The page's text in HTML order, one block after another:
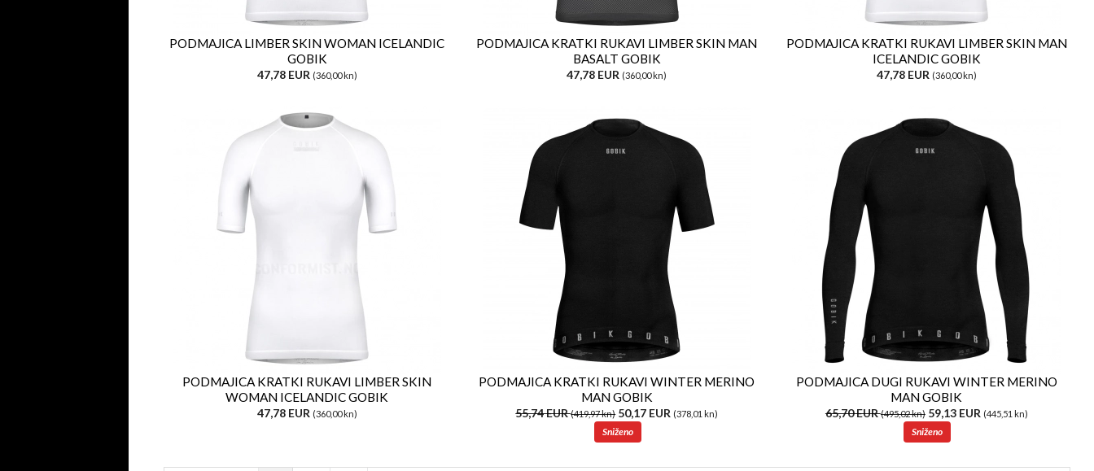
PODMAJICA LIMBER SKIN WOMAN ICELANDIC
GOBIK
47,78 EUR (360,00 kn)
PODMAJICA KRATKI RUKAVI LIMBER SKIN MAN
BASALT GOBIK
47,78 EUR (360,00 kn)
PODMAJICA KRATKI RUKAVI LIMBER SKIN MAN
ICELANDIC GOBIK
47,78 EUR (360,00 kn)
PODMAJICA KRATKI RUKAVI LIMBER SKIN
WOMAN ICELANDIC GOBIK
47,78 EUR (360,00 kn)
PODMAJICA KRATKI RUKAVI WINTER MERINO
MAN GOBIK
55,74 EUR(419,97 kn)50,17 EUR (378,01 kn)
Sniženo
PODMAJICA DUGI RUKAVI WINTER MERINO
MAN GOBIK
65,70 EUR(495,02 kn)59,13 EUR (445,51 kn)
Sniženo